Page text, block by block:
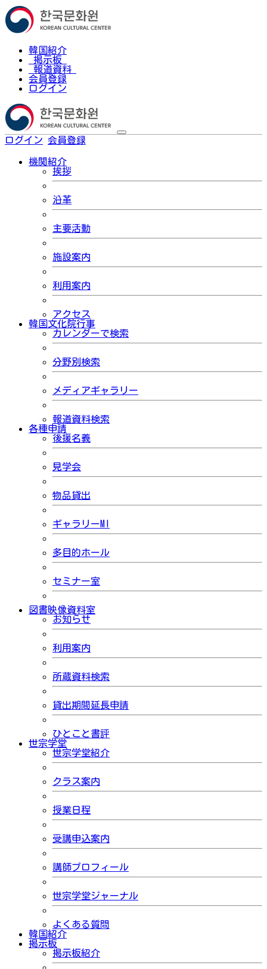
韓国紹介
掲示板
報道資料
会員登録
ログイン
ログイン 会員登録
機関紹介
挨拶
沿革
主要活動
施設案内
利用案内
アクセス
韓国文化院行事
カレンダーで検索
分野別検索
メディアギャラリー
報道資料検索
各種申請
後援名義
見学会
物品貸出
ギャラリーMI
多目的ホール
セミナー室
図書映像資料室
お知らせ
利用案内
所蔵資料検索
貸出期間延長申請
ひとこと書評
世宗学堂
世宗学堂紹介
クラス案内
授業日程
受講申込案内
講師プロフィール
世宗学堂ジャーナル
よくある質問
韓国紹介
掲示板
掲示板紹介